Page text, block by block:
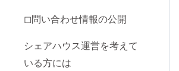
◻︎問い合わせ情報の公開
シェアハウス運営を考えて
いる方には